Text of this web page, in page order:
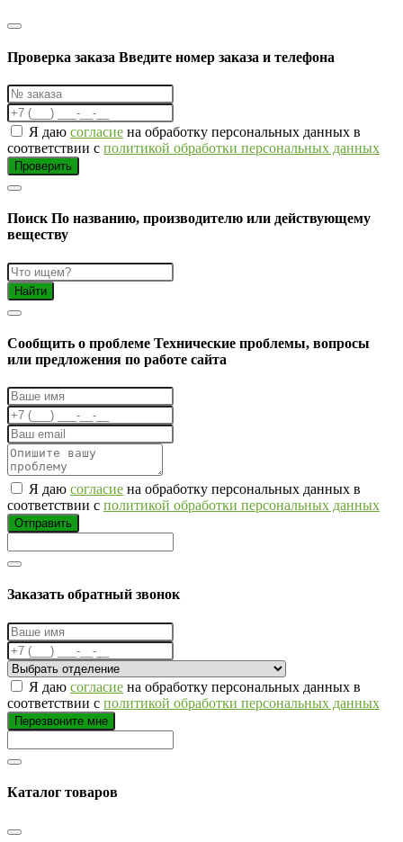
Проверка заказа Введите номер заказа и телефона
Я даю согласие на обработку персональных данных в
соответствии с политикой обработки персональных данных
Проверить
Поиск По названию, производителю или действующему
веществу
Найти
Cообщить о проблеме Технические проблемы, вопросы
или предложения по работе сайта
Я даю согласие на обработку персональных данных в
соответствии с политикой обработки персональных данных
Отправить
Заказать обратный звонок
Я даю согласие на обработку персональных данных в
соответствии с политикой обработки персональных данных
Перезвоните мне
Каталог товаров